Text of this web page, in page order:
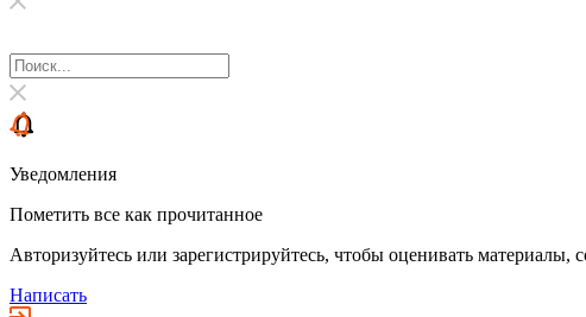
Уведомления
Пометить все как прочитанное
Авторизуйтесь или зарегистрируйтесь, чтобы оценивать материалы,
Написать